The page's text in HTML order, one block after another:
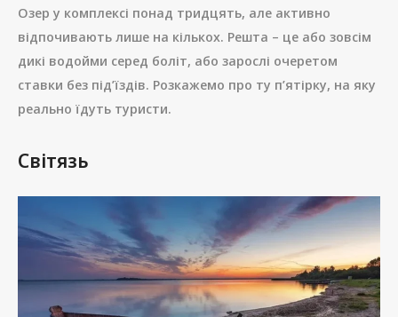
Озер у комплексі понад тридцять, але активно
відпочивають лише на кількох. Решта – це або зовсім
дикі водойми серед боліт, або зарослі очеретом
ставки без під’їздів. Розкажемо про ту п’ятірку, на яку
реально їдуть туристи.
Світязь